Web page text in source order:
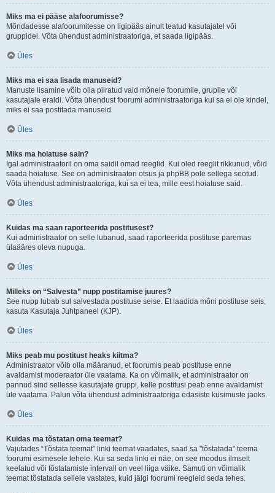
Miks ma ei pääse alafoorumisse?
Mõndadesse alafoorumitesse on ligipääs ainult teatud kasutajatel või
gruppidel. Võta ühendust administraatoriga, et saada ligipääs.
Üles
Miks ma ei saa lisada manuseid?
Manuste lisamine võib olla piiratud vaid mõnele foorumile, grupile või
kasutajale eraldi. Võtta ühendust foorumi administraatoriga kui sa ei ole kindel,
miks ei saa postitada manuseid.
Üles
Miks ma hoiatuse sain?
Igal administraatoril on oma saidil omad reeglid. Kui oled reeglit rikkunud, võid
saada hoiatuse. See on administraatori otsus ja phpBB pole sellega seotud.
Võta ühendust administraatoriga, kui sa ei tea, mille eest hoiatuse said.
Üles
Kuidas ma saan raporteerida postitusest?
Kui administraator on selle lubanud, saad raporteerida postituse paremas
ülaääres oleva nupuga.
Üles
Milleks on “Salvesta” nupp postitamise juures?
See nupp lubab sul salvestada postituse seise. Et laadida mõni postituse seis,
kasuta Kasutaja Juhtpaneel (KJP).
Üles
Miks peab mu postitust heaks kiitma?
Administraator võib olla määranud, et foorumis peab postituse enne
avaldamist moderaator üle vaatama. Ka on võimalik, et administraator on
pannud sind sellesse kasutajate gruppi, kelle postitusi peab enne avaldamist
üle vaatama. Palun võta ühendust administraatoriga edasiste küsimuste jaoks.
Üles
Kuidas ma tõstatan oma teemat?
Vajutades “Tõstata teemat” linki teemat vaadates, saad sa "tõstatada" teema
foorumi esimesele lehele. Kui sa seda linki ei näe, on see moodus ilmselt
keelatud või tõstatamiste intervall on veel liiga väike. Samuti on võimalik
teemat tõstatada sellele vastates, kuid jälgi foorumi reegleid seda tehes.